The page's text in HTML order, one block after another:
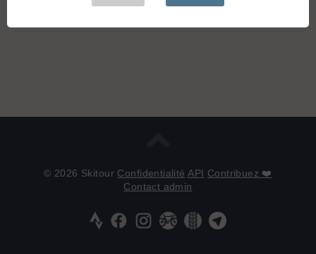
© 2026 Skitour Confidentialité API Contribuez ❤️
Contact admin